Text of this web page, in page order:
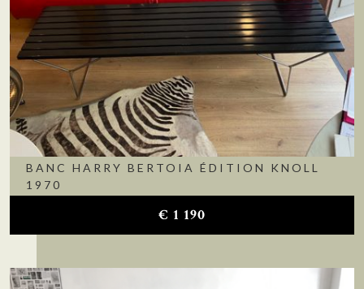
BANC HARRY BERTOIA ÉDITION KNOLL
1970
€ 1 190